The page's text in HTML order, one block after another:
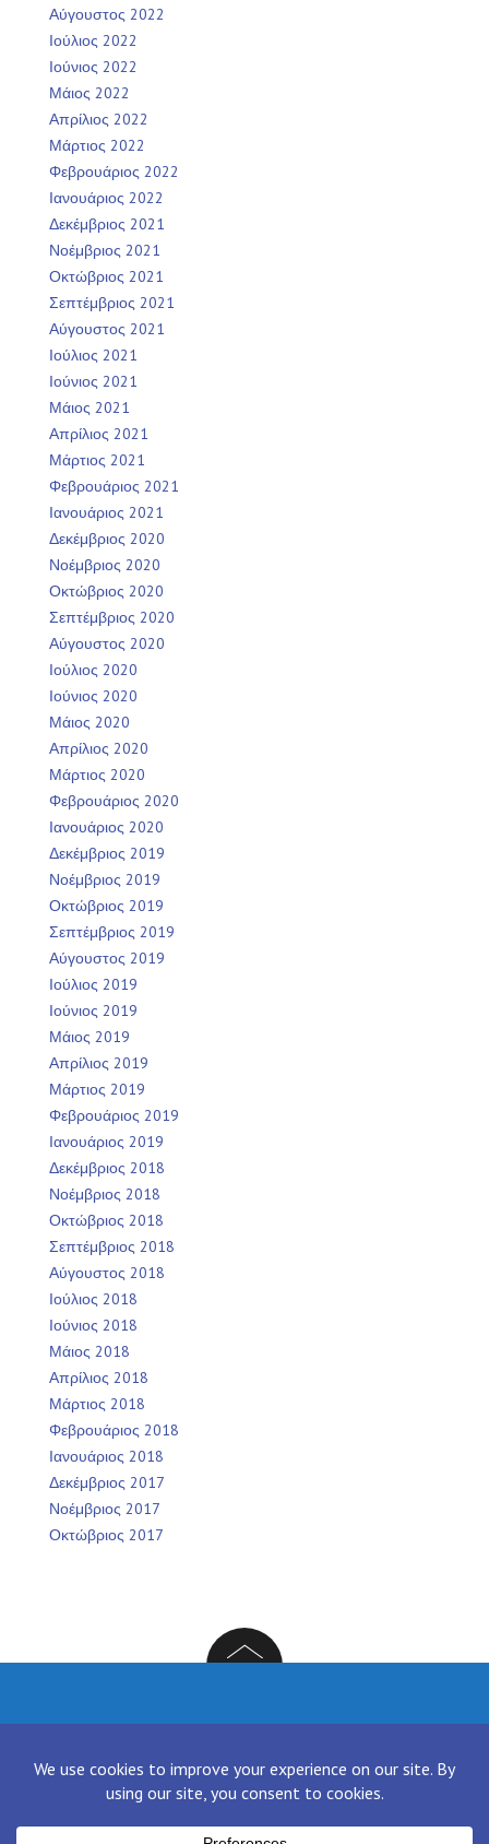
Αύγουστος 2022
Ιούλιος 2022
Ιούνιος 2022
Μάιος 2022
Απρίλιος 2022
Μάρτιος 2022
Φεβρουάριος 2022
Ιανουάριος 2022
Δεκέμβριος 2021
Νοέμβριος 2021
Οκτώβριος 2021
Σεπτέμβριος 2021
Αύγουστος 2021
Ιούλιος 2021
Ιούνιος 2021
Μάιος 2021
Απρίλιος 2021
Μάρτιος 2021
Φεβρουάριος 2021
Ιανουάριος 2021
Δεκέμβριος 2020
Νοέμβριος 2020
Οκτώβριος 2020
Σεπτέμβριος 2020
Αύγουστος 2020
Ιούλιος 2020
Ιούνιος 2020
Μάιος 2020
Απρίλιος 2020
Μάρτιος 2020
Φεβρουάριος 2020
Ιανουάριος 2020
Δεκέμβριος 2019
Νοέμβριος 2019
Οκτώβριος 2019
Σεπτέμβριος 2019
Αύγουστος 2019
Ιούλιος 2019
Ιούνιος 2019
Μάιος 2019
Απρίλιος 2019
Μάρτιος 2019
Φεβρουάριος 2019
Ιανουάριος 2019
Δεκέμβριος 2018
Νοέμβριος 2018
Οκτώβριος 2018
Σεπτέμβριος 2018
Αύγουστος 2018
Ιούλιος 2018
Ιούνιος 2018
Μάιος 2018
Απρίλιος 2018
Μάρτιος 2018
Φεβρουάριος 2018
Ιανουάριος 2018
Δεκέμβριος 2017
Νοέμβριος 2017
Οκτώβριος 2017